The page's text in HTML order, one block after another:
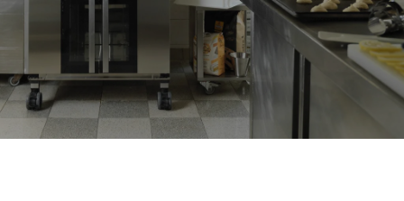
380-415V 3N~ / 220-240V
3~ / 220-240V 1~
전력
11,6 kW
주파수
50 / 60 Hz 포함되지 않음